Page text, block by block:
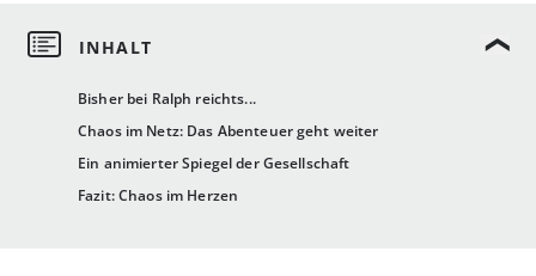
Bisher bei Ralph reichts...
Chaos im Netz: Das Abenteuer geht weiter
Ein animierter Spiegel der Gesellschaft
Fazit: Chaos im Herzen